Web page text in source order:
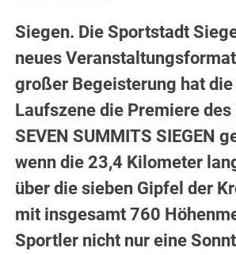
Siegen. Die Sportstadt
neues
großer Begeisterung hat
Laufszene die Premiere des
SEVEN SUMMITS SIEGEN
wenn die 23,4 Kilometer
über die sieben Gipfel der
mit insgesamt 760
Sportler nicht nur eine